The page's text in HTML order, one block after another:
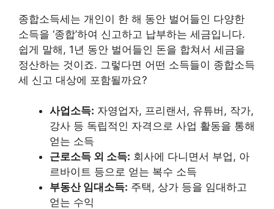
종합소득세는 개인이 한 해 동안 벌어들인 다양한
소득을 ‘종합’하여 신고하고 납부하는 세금입니다.
쉽게 말해, 1년 동안 벌어들인 돈을 합쳐서 세금을
정산하는 것이죠. 그렇다면 어떤 소득들이 종합소득
세 신고 대상에 포함될까요?
사업소득: 자영업자, 프리랜서, 유튜버, 작가,
강사 등 독립적인 자격으로 사업 활동을 통해
얻는 소득
근로소득 외 소득: 회사에 다니면서 부업, 아
르바이트 등으로 얻는 복수 소득
부동산 임대소득: 주택, 상가 등을 임대하고
얻는 수익